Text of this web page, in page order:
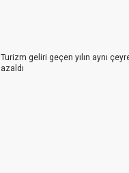
Turizm geliri geçen yılın aynı
azaldı